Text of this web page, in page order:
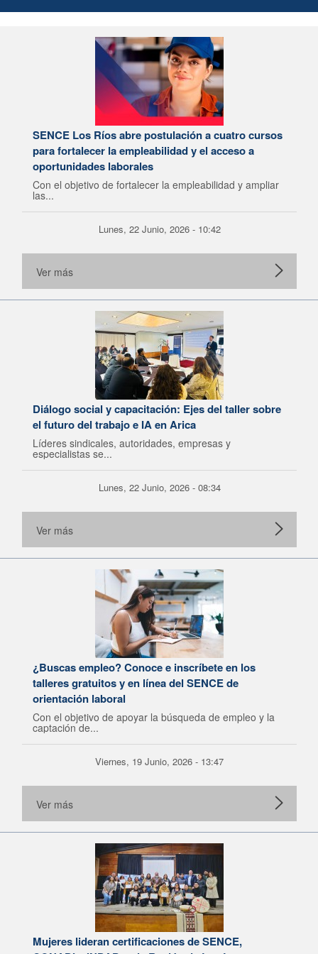
SENCE Los Ríos abre postulación a cuatro cursos
para fortalecer la empleabilidad y el acceso a
oportunidades laborales
Con el objetivo de fortalecer la empleabilidad y ampliar
las...
Lunes, 22 Junio, 2026 - 10:42
Ver más
Diálogo social y capacitación: Ejes del taller sobre
el futuro del trabajo e IA en Arica
Líderes sindicales, autoridades, empresas y
especialistas se...
Lunes, 22 Junio, 2026 - 08:34
Ver más
¿Buscas empleo? Conoce e inscríbete en los
talleres gratuitos y en línea del SENCE de
orientación laboral
Con el objetivo de apoyar la búsqueda de empleo y la
captación de...
Viernes, 19 Junio, 2026 - 13:47
Ver más
Mujeres lideran certificaciones de SENCE,